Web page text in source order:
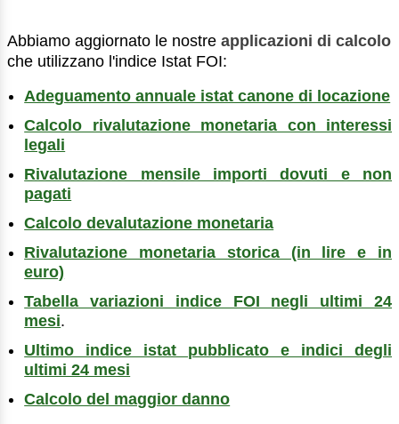
Abbiamo aggiornato le nostre applicazioni di calcolo
che utilizzano l'indice Istat FOI:
Adeguamento annuale istat canone di locazione
Calcolo rivalutazione monetaria con interessi
legali
Rivalutazione mensile importi dovuti e non
pagati
Calcolo devalutazione monetaria
Rivalutazione monetaria storica (in lire e in
euro)
Tabella variazioni indice FOI negli ultimi 24
mesi.
Ultimo indice istat pubblicato e indici degli
ultimi 24 mesi
Calcolo del maggior danno